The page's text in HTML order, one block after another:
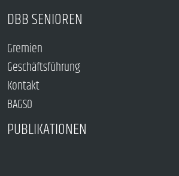
DBB SENIOREN
Gremien
Geschäftsführung
Kontakt
BAGSO
PUBLIKATIONEN